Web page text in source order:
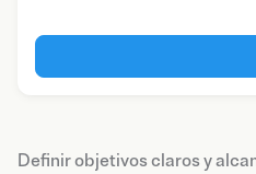
Definir objetivos claros y